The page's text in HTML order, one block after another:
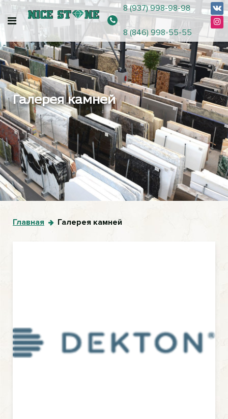
8 (937) 998-98-98
8 (846) 998-55-55
Галерея камней
Главная Галерея камней